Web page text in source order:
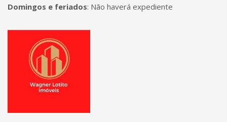
Domingos e feriados: Não haverá expediente
Página inicial